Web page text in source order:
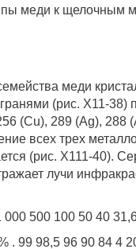
меди к щелочным
меди
(рис. Х11-38)
(Сu), 289 (Аg), 288
всех трех
(рис. Х111-40).
лучи
500 100 50 40
. 99 98,5 96 90 84 4